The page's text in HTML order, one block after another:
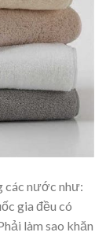
các nước như:
gia đều có
làm sao khăn